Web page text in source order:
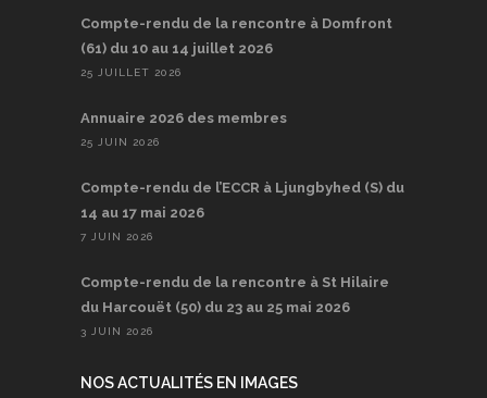
Compte-rendu de la rencontre à Domfront
(61) du 10 au 14 juillet 2026
25 JUILLET 2026
Annuaire 2026 des membres
25 JUIN 2026
Compte-rendu de l’ECCR à Ljungbyhed (S) du
14 au 17 mai 2026
7 JUIN 2026
Compte-rendu de la rencontre à St Hilaire
du Harcouët (50) du 23 au 25 mai 2026
3 JUIN 2026
NOS ACTUALITÉS EN IMAGES